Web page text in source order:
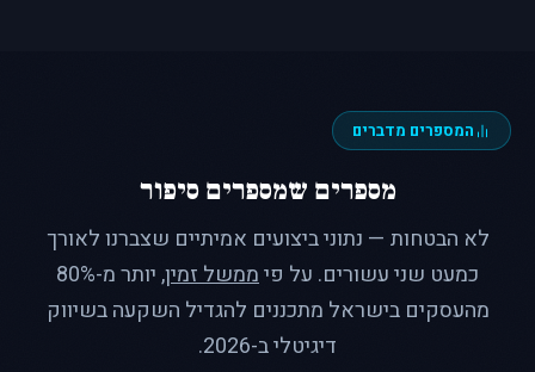
המספרים מדברים
מספרים שמספרים סיפור
לא הבטחות — נתוני ביצועים אמיתיים שצברנו לאורך
כמעט שני עשורים. על פיממשל זמין
, יותר מ-80%
מהעסקים בישראל מתכננים להגדיל השקעה בשיווק
דיגיטלי ב-2026.